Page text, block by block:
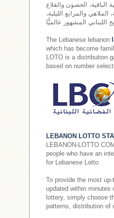
الباقية، الحصون والقلاع
والمرابع الليلية،
The Lebanese lebanon
which has become
LOTO is a distribution
based on number
LEBANON LOTTO
LEBANON-
people who have an
for Lebanese Lotto.
To provide the most
updated within minutes
lottery, simply choose
patterns, distribution of